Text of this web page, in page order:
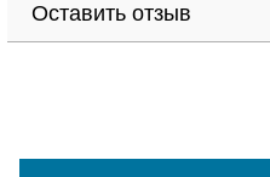
Оставить отзыв